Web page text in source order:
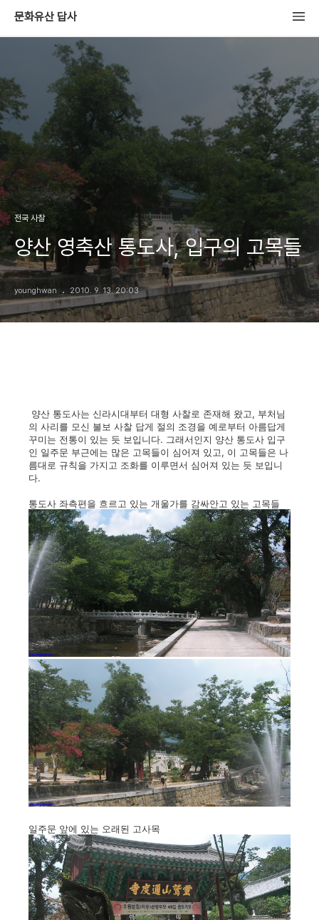
문화유산 답사
전국 사찰
양산 영축산 통도사, 입구의 고목들
younghwan 2010. 9. 13. 20:03
양산 통도사는 신라시대부터 대형 사찰로 존재해 왔고, 부처님
의 사리를 모신 불보 사찰 답게 절의 조경을 예로부터 아름답게
꾸미는 전통이 있는 듯 보입니다. 그래서인지 양산 통도사 입구
인 일주문 부근에는 많은 고목들이 심어져 있고, 이 고목들은 나
름대로 규칙을 가지고 조화를 이루면서 심어져 있는 듯 보입니
다.
통도사 좌측편을 흐르고 있는 개울가를 감싸안고 있는 고목들
일주문 앞에 있는 오래된 고사목